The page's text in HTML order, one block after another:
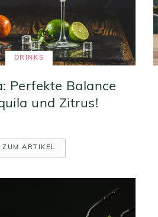
DRINKS
Perfekte Balance
und Zitrus!
ZUM ARTIKEL